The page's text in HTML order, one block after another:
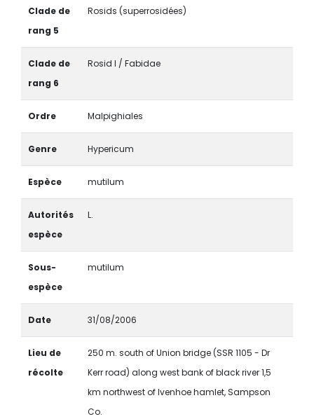
Clade de
rang 5
Rosids (superrosidées)
Clade de
rang 6
Rosid I / Fabidae
Ordre Malpighiales
Genre Hypericum
Espèce mutilum
Autorités
espèce
L.
Sous-
espèce
mutilum
Date 31/08/2006
Lieu de
récolte
250 m. south of Union bridge (SSR 1105 - Dr
Kerr road) along west bank of black river 1,5
km northwest of Ivenhoe hamlet, Sampson
Co.